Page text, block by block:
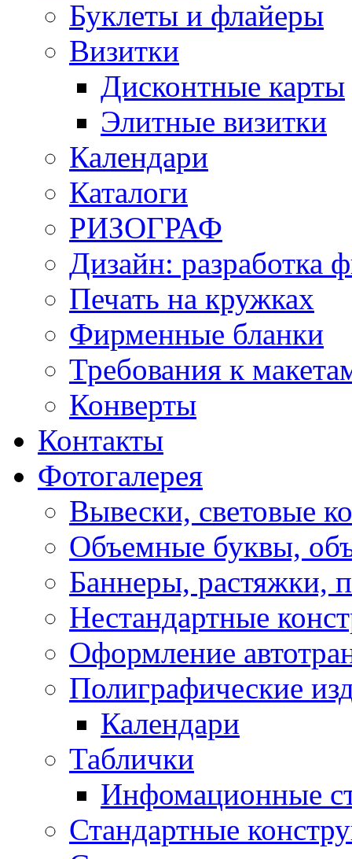
Буклеты и флайеры
Визитки
Дисконтные карты
Элитные визитки
Календари
Каталоги
РИЗОГРАФ
Дизайн: разработка
Печать на кружках
Фирменные бланки
Требования к
Конверты
Контакты
Фотогалерея
Вывески, световые
Объемные буквы,
Баннеры, растяжки,
Нестандартные
Оформление
Полиграфические
Календари
Таблички
Инфомационные
Стандартные